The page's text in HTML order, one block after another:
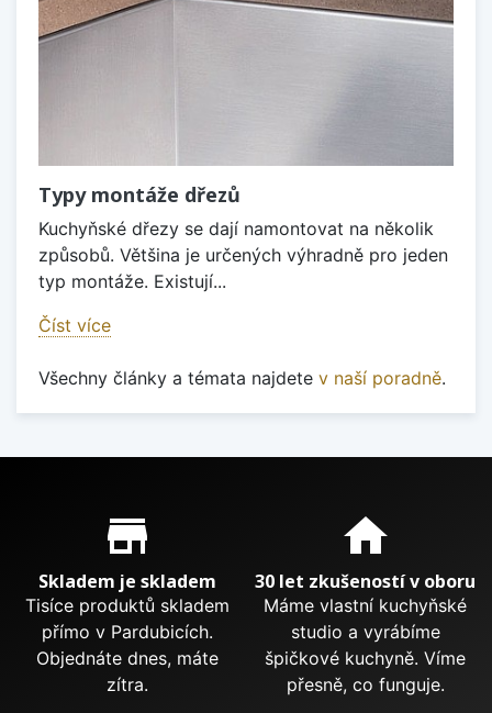
Typy montáže dřezů
Kuchyňské dřezy se dají namontovat na několik
způsobů. Většina je určených výhradně pro jeden
typ montáže. Existují...
Číst více
Všechny články a témata najdete v naší poradně.
Proč nakupovat u nás?
store_mall_directory
Skladem je skladem
Tisíce produktů skladem
přímo v Pardubicích.
Objednáte dnes, máte
zítra.
home
30 let zkušeností v oboru
Máme vlastní kuchyňské
studio a vyrábíme
špičkové kuchyně. Víme
přesně, co funguje.